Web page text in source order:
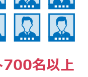
700名以上